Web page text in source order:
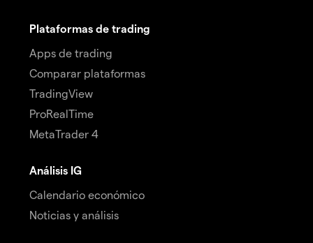
Plataformas de trading
Apps de trading
Comparar plataformas
TradingView
ProRealTime
MetaTrader 4
Análisis IG
Calendario económico
Noticias y análisis